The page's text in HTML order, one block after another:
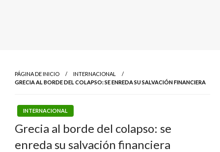
PÁGINA DE INICIO
INTERNACIONAL
GRECIA AL BORDE DEL COLAPSO: SE ENREDA SU SALVACIÓN FINANCIERA
INTERNACIONAL
Grecia al borde del colapso: se
enreda su salvación financiera